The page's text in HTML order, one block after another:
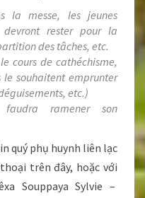
la messe, les jeunes
rester pour la
des tâches, etc.
cours de cathéchisme,
le souhaitent emprunter
etc.)
ramener son
quý phụ huynh liên lạc
trên đây, hoặc với
Souppaya Sylvie –